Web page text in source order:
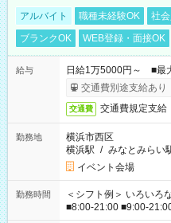
アルバイト 職種未経験OK 社
ブランクOK
WEB登録・面接OK
給与
日給1万5000円～ ■最
交通費別途支給あり
交通費 交通費規定支給
勤務地
横浜市西区
横浜駅 / みなとみらい
イベント会場
勤務時間
＜シフト例＞ いろいろ
■8:00-21:00 ■9:00-